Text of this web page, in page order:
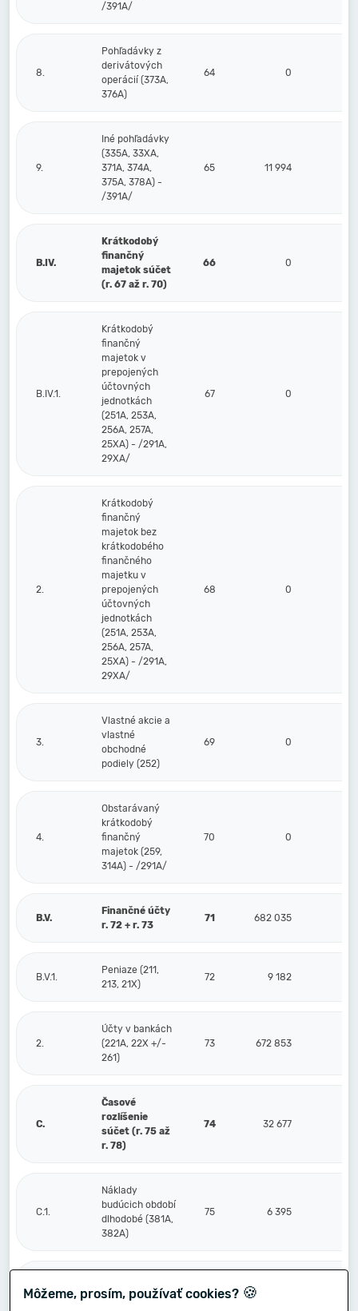
/391A/
8.
Pohľadávky z
derivátových
operácií (373A,
376A)
64 0
9.
Iné pohľadávky
(335A, 33XA,
371A, 374A,
375A, 378A) -
/391A/
65 11 994
B.IV.
Krátkodobý
finančný
majetok súčet
(r. 67 až r. 70)
66 0
B.IV.1.
Krátkodobý
finančný
majetok v
prepojených
účtovných
jednotkách
(251A, 253A,
256A, 257A,
25XA) - /291A,
29XA/
67 0
2.
Krátkodobý
finančný
majetok bez
krátkodobého
finančného
majetku v
prepojených
účtovných
jednotkách
(251A, 253A,
256A, 257A,
25XA) - /291A,
29XA/
68 0
3.
Vlastné akcie a
vlastné
obchodné
podiely (252)
69 0
4.
Obstarávaný
krátkodobý
finančný
majetok (259,
314A) - /291A/
70 0
B.V.
Finančné účty
r. 72 + r. 73
71 682 035
B.V.1.
Peniaze (211,
213, 21X)
72 9 182
2.
Účty v bankách
(221A, 22X +/-
261)
73 672 853
C.
Časové
rozlíšenie
súčet (r. 75 až
r. 78)
74 32 677
C.1.
Náklady
budúcich období
dlhodobé (381A,
382A)
75 6 395
2.
budúcich období
76
Môžeme, prosím, používať cookies? 🍪